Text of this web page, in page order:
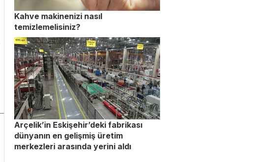
Kahve makinenizi nasıl
temizlemelisiniz?
Arçelik’in Eskişehir’deki fabrikası
dünyanın en gelişmiş üretim
merkezleri arasında yerini aldı